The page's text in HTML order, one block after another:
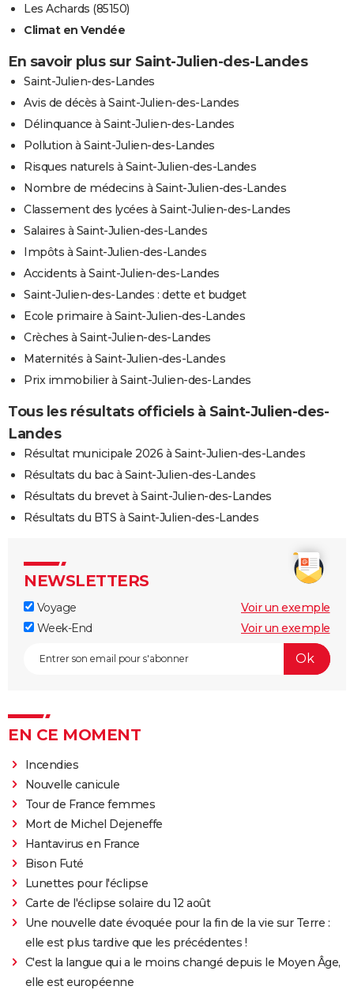
Les Achards (85150)
Climat en Vendée
En savoir plus sur Saint-Julien-des-Landes
Saint-Julien-des-Landes
Avis de décès à Saint-Julien-des-Landes
Délinquance à Saint-Julien-des-Landes
Pollution à Saint-Julien-des-Landes
Risques naturels à Saint-Julien-des-Landes
Nombre de médecins à Saint-Julien-des-Landes
Classement des lycées à Saint-Julien-des-Landes
Salaires à Saint-Julien-des-Landes
Impôts à Saint-Julien-des-Landes
Accidents à Saint-Julien-des-Landes
Saint-Julien-des-Landes : dette et budget
Ecole primaire à Saint-Julien-des-Landes
Crèches à Saint-Julien-des-Landes
Maternités à Saint-Julien-des-Landes
Prix immobilier à Saint-Julien-des-Landes
Tous les résultats officiels à Saint-Julien-des-
Landes
Résultat municipale 2026 à Saint-Julien-des-Landes
Résultats du bac à Saint-Julien-des-Landes
Résultats du brevet à Saint-Julien-des-Landes
Résultats du BTS à Saint-Julien-des-Landes
NEWSLETTERS
Voyage
Voir un exemple
Week-End
Voir un exemple
EN CE MOMENT
Incendies
Nouvelle canicule
Tour de France femmes
Mort de Michel Dejeneffe
Hantavirus en France
Bison Futé
Lunettes pour l'éclipse
Carte de l'éclipse solaire du 12 août
Une nouvelle date évoquée pour la fin de la vie sur Terre :
elle est plus tardive que les précédentes !
C'est la langue qui a le moins changé depuis le Moyen Âge,
elle est européenne